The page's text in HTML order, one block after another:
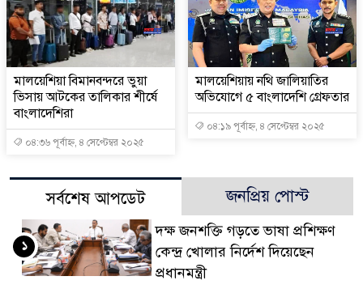
মালয়েশিয়া বিমানবন্দরে ভুয়া
ভিসায় আটকের তালিকার শীর্ষে
বাংলাদেশিরা
০৪:৩৬ পূর্বাহ্ন, ৪ সেপ্টেম্বর ২০২৫
মালয়েশিয়ায় নথি জালিয়াতির
অভিযোগে ৫ বাংলাদেশি গ্রেফতার
০৪:১৯ পূর্বাহ্ন, ৪ সেপ্টেম্বর ২০২৫
সর্বশেষ আপডেট জনপ্রিয় পোস্ট
দক্ষ জনশক্তি গড়তে ভাষা প্রশিক্ষণ
কেন্দ্র খোলার নির্দেশ দিয়েছেন
প্রধানমন্ত্রী
১